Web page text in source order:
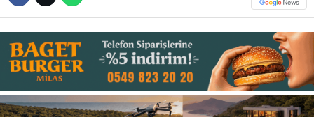
Instagram
Youtube